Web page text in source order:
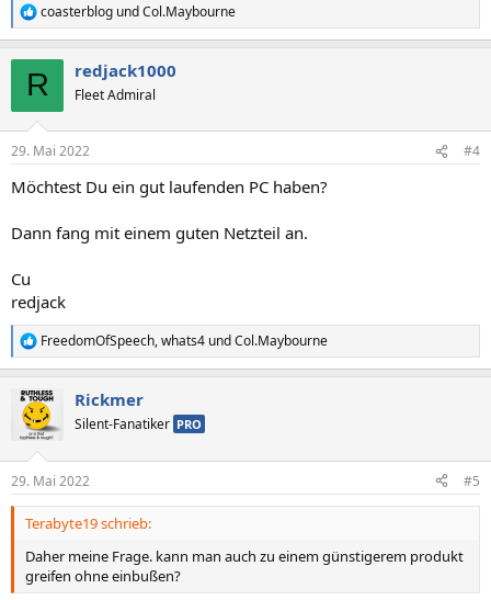
R
e
e
:
coasterblog undCol.Maybourne
R redjack1000
Fleet Admiral
29. Mai 2022 #4
Möchtest Du ein gut laufenden PC haben?
Dann fang mit einem guten Netzteil an.
Cu
redjack
R
e
k
t
i
e
n
FreedomOfSpeech,whats4 undCol.Maybourne
Rickmer
Silent-Fanatiker PRO
29. Mai 2022 #5
Terabyte19 schrieb:
Daher meine Frage. kann man auch zu einem günstigerem produkt
greifen ohne einbußen?